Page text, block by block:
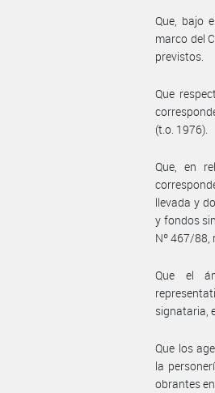
Que, bajo
marco del
previstos.
Que
(t.o. 1976).
Que, en
llevada y
y fondos
Nº 467/88,
Que el
signataria,
Que los
la
obrantes